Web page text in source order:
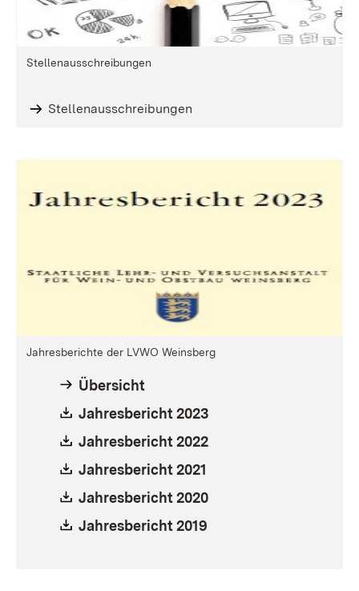
Stellenausschreibungen
Stellenausschreibungen
Jahresberichte der LVWO Weinsberg
Übersicht
Download:
Jahresbericht 2023
Download:
Jahresbericht 2022
Download:
Jahresbericht 2021
Download:
Jahresbericht 2020
Download:
Jahresbericht 2019